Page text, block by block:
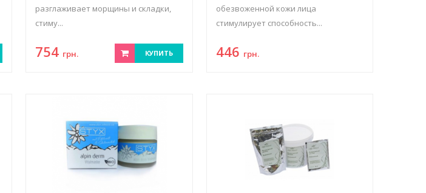
разглаживает морщины и складки,
стиму...
754 грн. КУПИТЬ
обезвоженной кожи лица
стимулирует способность...
446 грн.